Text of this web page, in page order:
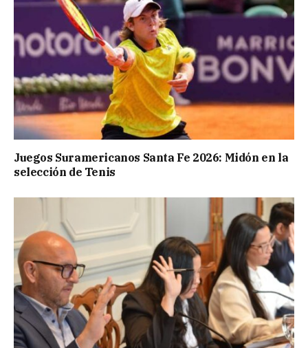
Juegos Suramericanos Santa Fe 2026: Midón en la
selección de Tenis